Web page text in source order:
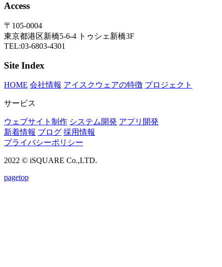
Access
〒105-0004
東京都港区新橋5-6-4 トゥシェ新橋3F
TEL:03-6803-4301
Site Index
HOME 会社情報 アイスクウェアの特徴 プロジェクト
サービス
ウェブサイト制作 システム開発 アプリ開発
新着情報 ブログ 採用情報
プライバシーポリシー
2022 © iSQUARE Co.,LTD.
pagetop